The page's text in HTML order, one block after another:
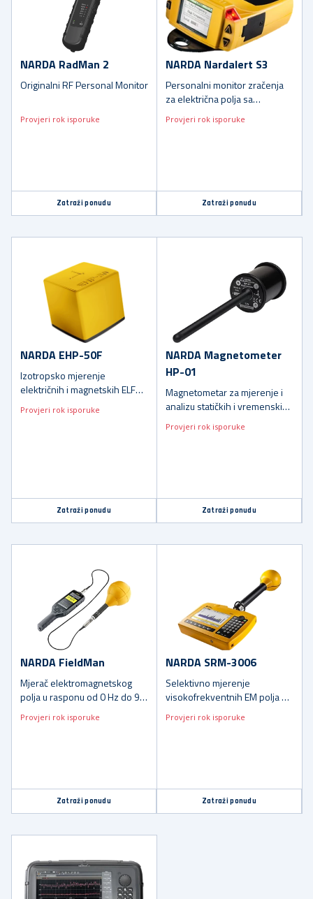
NARDA RadMan 2
Originalni RF Personal Monitor
Provjeri rok isporuke
Zatraži ponudu
NARDA Nardalert S3
Personalni monitor zračenja
za električna polja sa
zamjenjivim senzorskim
modulima na licu mjesta
Provjeri rok isporuke
Zatraži ponudu
NARDA EHP-50F
Izotropsko mjerenje
električnih i magnetskih ELF
polja
Provjeri rok isporuke
Zatraži ponudu
NARDA Magnetometer
HP-01
Magnetometar za mjerenje i
analizu statičkih i vremenski
promjenjivih magnetskih polja
Provjeri rok isporuke
Zatraži ponudu
NARDA FieldMan
Mjerač elektromagnetskog
polja u rasponu od 0 Hz do 90
GHz
Provjeri rok isporuke
Zatraži ponudu
NARDA SRM-3006
Selektivno mjerenje
visokofrekventnih EM polja za
UMTS, LTE, 5G…
Provjeri rok isporuke
Zatraži ponudu